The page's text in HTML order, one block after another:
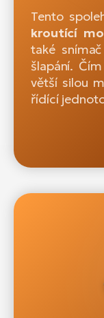
Tento
kroutící
také
šlapání.
větší silou
řídící